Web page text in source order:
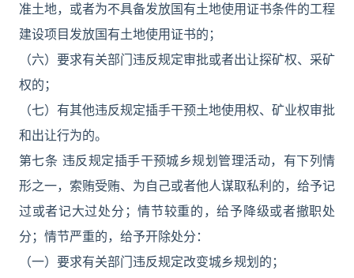
准土地，或者为不具备发放国有土地使用证书条件的工程
建设项目发放国有土地使用证书的；
（六）要求有关部门违反规定审批或者出让探矿权、采矿
权的；
（七）有其他违反规定插手干预土地使用权、矿业权审批
和出让行为的。
第七条 违反规定插手干预城乡规划管理活动，有下列情
形之一，索贿受贿、为自己或者他人谋取私利的，给予记
过或者记大过处分；情节较重的，给予降级或者撤职处
分；情节严重的，给予开除处分：
（一）要求有关部门违反规定改变城乡规划的；